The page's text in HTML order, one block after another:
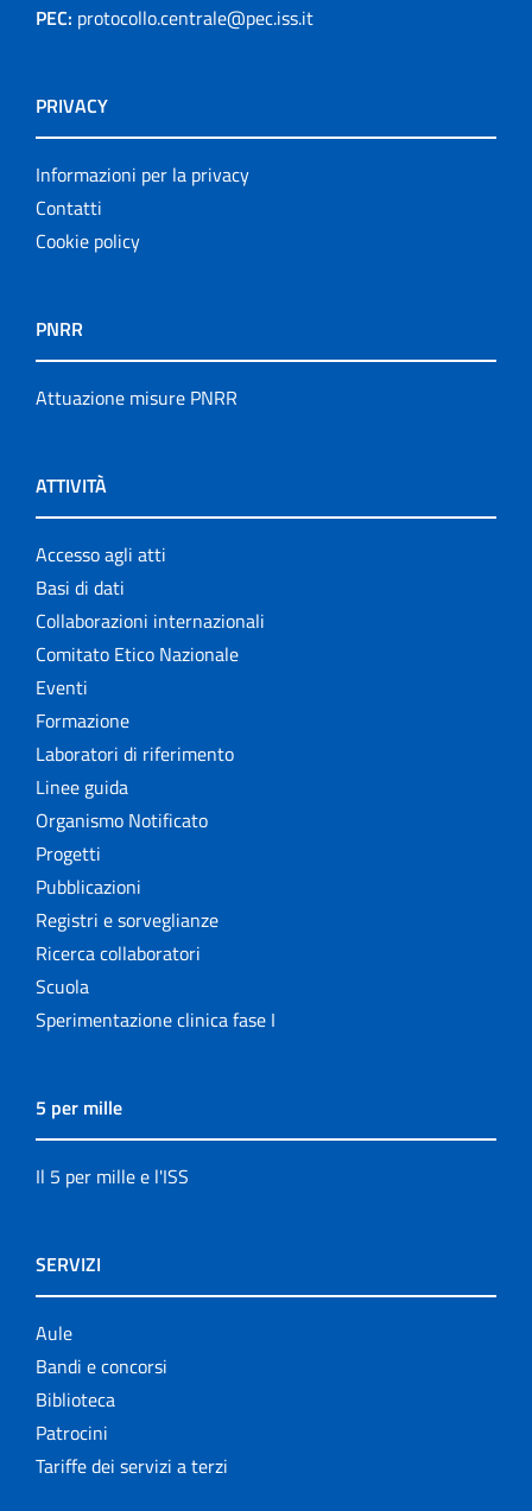
PEC: protocollo.centrale@pec.iss.it
PRIVACY
Informazioni per la privacy
Contatti
Cookie policy
PNRR
Attuazione misure PNRR
ATTIVITÀ
Accesso agli atti
Basi di dati
Collaborazioni internazionali
Comitato Etico Nazionale
Eventi
Formazione
Laboratori di riferimento
Linee guida
Organismo Notificato
Progetti
Pubblicazioni
Registri e sorveglianze
Ricerca collaboratori
Scuola
Sperimentazione clinica fase I
5 per mille
Il 5 per mille e l'ISS
SERVIZI
Aule
Bandi e concorsi
Biblioteca
Patrocini
Tariffe dei servizi a terzi